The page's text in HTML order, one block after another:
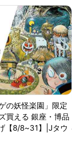
の妖怪楽園」限定
買える 銀座・博品
【8/8~31】|Jタウ